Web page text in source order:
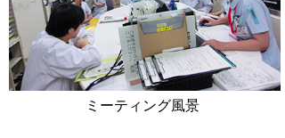
ミーティング風景